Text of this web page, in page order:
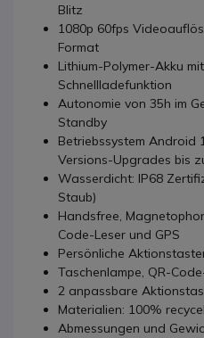
Blitz
1080p 60fps
Format
Lithium-Polymer-Akku
Schnellladefunktion
Autonomie von 35h im
Standby
Betriebssystem Android
Versions-Upgrades bis
Wasserdicht: IP68
Staub)
Handsfree,
Code-Leser und GPS
Persönliche
Taschenlampe, QR-
2 anpassbare
Materialien: 100%
Abmessungen und